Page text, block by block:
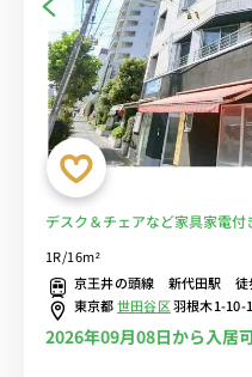
デスク＆チェアなど家具家電
分。明大前まで乗り換えなし
格安レンタル中！
1R/16m²
京王井の頭線 新代田駅 徒
東京都世田谷区羽根木1-10-
2026年09月08日から入居